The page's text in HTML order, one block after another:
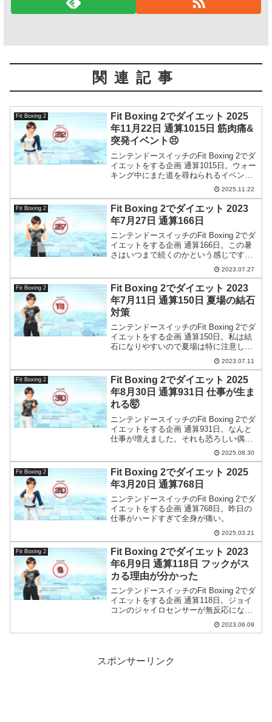
関連記事
Fit Boxing 2
Fit Boxing 2でダイエット 2025
年11月22日 通算1015日 筋肉痛&
突発イベント😣
ニンテンドースイッチのFit Boxing 2でダ
イエットをする企画 通算1015日。ウォー
キング中にまた道を尋ねられるイベント
が発生。最近発生頻度が高い。 2025.11.22
Fit Boxing 2
Fit Boxing 2でダイエット 2023
年7月27日 通算166日
ニンテンドースイッチのFit Boxing 2でダ
イエットをする企画 通算166日。この暑
さはいつまで続くのかという感じです
が、客観的にどう考えてもあと2ヶ月は暑
2023.07.27
Fit Boxing 2
Fit Boxing 2でダイエット 2023
年7月11日 通算150日 夏場の結石
対策
ニンテンドースイッチのFit Boxing 2でダ
イエットをする企画 通算150日。私は結
石になりやすいので夏場は特に注意して
2023.07.11
Fit Boxing 2
Fit Boxing 2でダイエット 2025
年8月30日 通算931日 仕事が生ま
れる🤯
ニンテンドースイッチのFit Boxing 2でダ
イエットをする企画 通算931日。なんと
仕事が増えました。それも恐ろしい偶然
2025.08.30
Fit Boxing 2
Fit Boxing 2でダイエット 2025
年3月20日 通算768日
ニンテンドースイッチのFit Boxing 2でダ
イエットをする企画 通算768日。昨日の
仕事がハードすぎて全身が痛い。
2025.03.21
Fit Boxing 2
Fit Boxing 2でダイエット 2023
年6月9日 通算118日 フックがス
カる理由が分かった
ニンテンドースイッチのFit Boxing 2でダ
イエットをする企画 通算118日。ジョイ
コンのジャイロセンサーが無反応になり
フックがスカる理由がわかった気がしま
2023.06.09
スポンサーリンク